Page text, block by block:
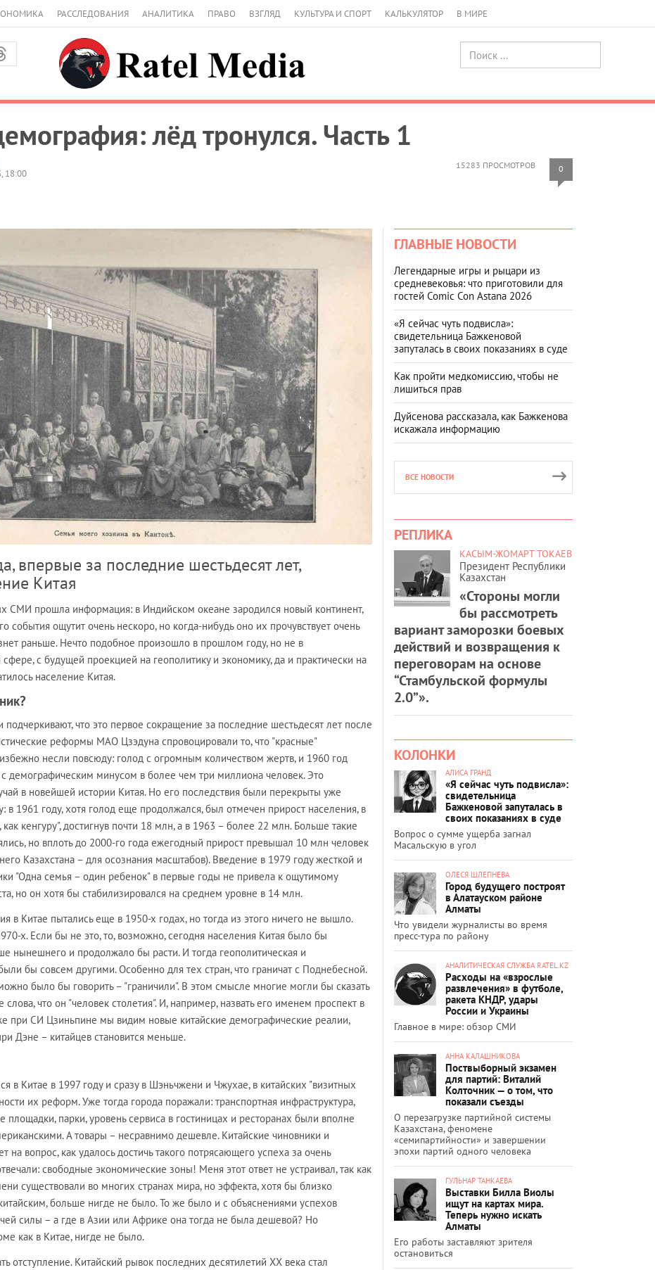
РАССЛЕДОВАНИЯ АНАЛИТИКА ПРАВО ВЗГЛЯД КУЛЬТУРА И СПОРТ КАЛЬКУЛЯТОР В МИРЕ
лёд тронулся. Часть 1
15283 ПРОСМОТРОВ 0
18:00
впервые за последние шестьдесят лет,
Китая
СМИ прошла информация: в Индийском океане зародился новый континент,
события ощутит очень нескоро, но когда-нибудь оно их прочувствует очень
раньше. Нечто подобное произошло в прошлом году, но не в
сфере, с будущей проекцией на геополитику и экономику, да и практически на
население Китая.
?
подчеркивают, что это первое сокращение за последние шестьдесят лет после
реформы МАО Цзэдуна спровоцировали то, что "красные"
несли повсюду: голод с огромным количеством жертв, и 1960 год
с демографическим минусом в более чем три миллиона человек. Это
в новейшей истории Китая. Но его последствия были перекрыты уже
в 1961 году, хотя голод еще продолжался, был отмечен прирост населения, в
кенгуру", достигнув почти 18 млн, а в 1963 – более 22 млн. Больше такие
но вплоть до 2000-го года ежегодный прирост превышал 10 млн человек
Казахстана – для осознания масштабов). Введение в 1979 году жесткой и
"Одна семья – один ребенок" в первые годы не привела к ощутимому
но он хотя бы стабилизировался на среднем уровне в 14 млн.
в Китае пытались еще в 1950-х годах, но тогда из этого ничего не вышло.
х. Если бы не это, то, возможно, сегодня населения Китая было бы
нынешнего и продолжало бы расти. И тогда геополитическая и
бы совсем другими. Особенно для тех стран, что граничат с Поднебесной.
было бы говорить – "граничили". В этом смысле многие могли бы сказать
что он "человек столетия". И, например, назвать его именем проспект в
при СИ Цзиньпине мы видим новые китайские демографические реалии,
Дэне – китайцев становится меньше.
в Китае в 1997 году и сразу в Шэньчжени и Чжухае, в китайских "визитных
их реформ. Уже тогда города поражали: транспортная инфраструктура,
площадки, парки, уровень сервиса в гостиницах и ресторанах были вполне
А товары – несравнимо дешевле. Китайские чиновники и
на вопрос, как удалось достичь такого потрясающего успеха за очень
свободные экономические зоны! Меня этот ответ не устраивал, так как
существовали во многих странах мира, но эффекта, хотя бы близко
больше нигде не было. То же было и с объяснениями успехов
силы – а где в Азии или Африке она тогда не была дешевой? Но
как в Китае, нигде не было.
отступление. Китайский рывок последних десятилетий ХХ века стал
ГЛАВНЫЕ НОВОСТИ
Легендарные игры и рыцари из
средневековья: что приготовили для
гостей Comic Con Astana 2026
«Я сейчас чуть подвисла»:
свидетельница Бажкеновой
запуталась в своих показаниях в суде
Как пройти медкомиссию, чтобы не
лишиться прав
Дуйсенова рассказала, как Бажкенова
искажала информацию
ВСЕ НОВОСТИ
РЕПЛИКА
КАСЫМ-ЖОМАРТ ТОКАЕВ
Президент Республики
Казахстан
«Стороны могли
бы рассмотреть
вариант заморозки боевых
действий и возвращения к
переговорам на основе
“Стамбульской формулы
2.0”».
КОЛОНКИ
АЛИСА ГРАНД
«Я сейчас чуть подвисла»:
свидетельница
Бажкеновой запуталась в
своих показаниях в суде
Вопрос о сумме ущерба загнал
Масальскую в угол
ОЛЕСЯ ШЛЕПНЕВА
Город будущего построят
в Алатауском районе
Алматы
Что увидели журналисты во время
пресс-тура по району
АНАЛИТИЧЕСКАЯ СЛУЖБА RATEL.KZ
Расходы на «взрослые
развлечения» в футболе,
ракета КНДР, удары
России и Украины
Главное в мире: обзор СМИ
АННА КАЛАШНИКОВА
Поствыборный экзамен
для партий: Виталий
Колточник — о том, что
показали съезды
О перезагрузке партийной системы
Казахстана, феномене
«семипартийности» и завершении
эпохи партий одного человека
ГУЛЬНАР ТАНКАЕВА
Выставки Билла Виолы
ищут на картах мира.
Теперь нужно искать
Алматы
Его работы заставляют зрителя
остановиться